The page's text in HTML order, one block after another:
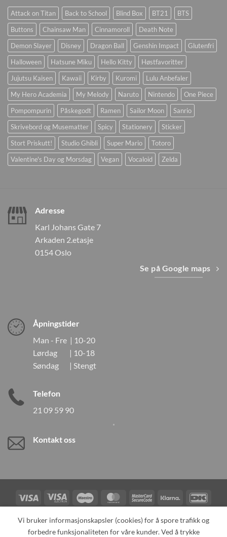
Attack on Titan Back to School Blind Box BT21
BTS
Buttons
Chainsaw Man Cinnamoroll
Death Note
Demon Slayer
Disney Dragon Ball Genshin Impact
Glutenfri
Halloween
Hatsune Miku Hello Kitty
Høstfavoritter
Jujutsu Kaisen
Kawaii Kirby Kuromi
Lulu Anbefaler
My Hero Academia
My Melody Naruto Nintendo
One Piece
Pompompurin
Påskegodt Ramen Sailor Moon
Sanrio
Skrivebord og Musematter
Spicy Stationery
Sticker
Stort Priskutt!
Studio Ghibli Super Mario
Totoro
Valentine's Day og Morsdag
Vegan Vocaloid Zelda
Adresse
Karl Johans Gate 7
Arkaden 2.etasje
0154 Oslo
Se på Google maps
Åpningstider
Man - Fre | 10-20
Lørdag | 10-18
Søndag | Stengt
Telefon
21 09 59 90
Kontakt oss
Visa
Visa
Electron
Maestro MasterCardMasterCard
2
Klarna
Card
TILBAKEKALLINGER KONTAKT OSS OM OSS
Vi bruker informasjonskapsler (cookies) for å spore trafikk og
forbedre funksjonaliteten for våre kunder. Ved å trykke